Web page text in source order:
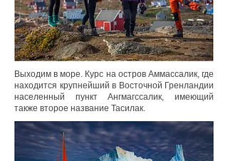
Выходим в море. Курс на остров Аммассалик, где
находится крупнейший в Восточной Гренландии
населенный пункт Ангмагссалик, имеющий
также второе название Тасилак.